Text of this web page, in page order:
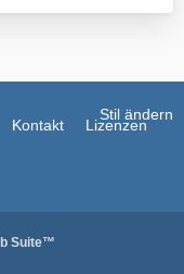
Stil ändern
Kontakt Lizenzen
Suite™